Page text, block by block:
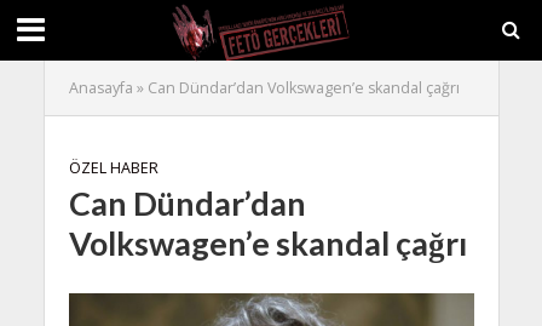
Anasayfa » Can Dündar’dan Volkswagen’e skandal çağrı
ÖZEL HABER
Can Dündar’dan
Volkswagen’e skandal çağrı